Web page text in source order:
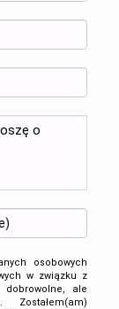
osobowych
w związku z
ale